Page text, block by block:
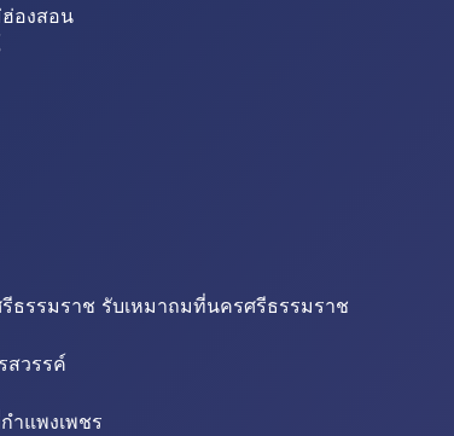
องสอน
ธรรมราช รับเหมาถมที่นครศรีธรรมราช
สวรรค์
ำแพงเพชร